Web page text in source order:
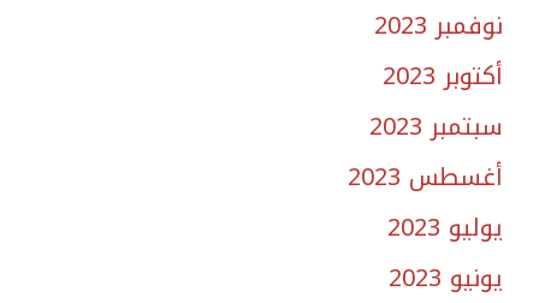
نوفمبر 2023
أكتوبر 2023
سبتمبر 2023
أغسطس 2023
يوليو 2023
يونيو 2023